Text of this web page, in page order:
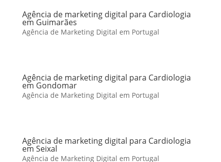
Agência de marketing digital para Cardiologia
em Guimarães
Agência de Marketing Digital em Portugal
Agência de marketing digital para Cardiologia
em Gondomar
Agência de Marketing Digital em Portugal
Agência de marketing digital para Cardiologia
em Seixal
Agência de Marketing Digital em Portugal